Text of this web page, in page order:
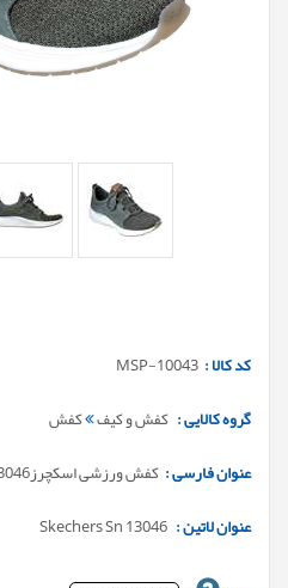
کد کالا : MSP-10043
گروه کالایی : کفش و کیف کفش
عنوان فارسی : کفش ورزشی اسکچرزSn 13046
عنوان لاتین :